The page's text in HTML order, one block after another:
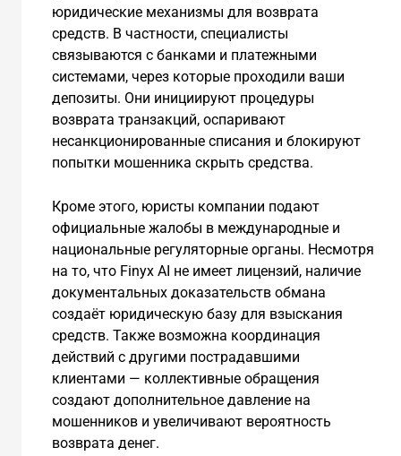
юридические механизмы для возврата
средств. В частности, специалисты
связываются с банками и платежными
системами, через которые проходили ваши
депозиты. Они инициируют процедуры
возврата транзакций, оспаривают
несанкционированные списания и блокируют
попытки мошенника скрыть средства.
Кроме этого, юристы компании подают
официальные жалобы в международные и
национальные регуляторные органы. Несмотря
на то, что Finyx AI не имеет лицензий, наличие
документальных доказательств обмана
создаёт юридическую базу для взыскания
средств. Также возможна координация
действий с другими пострадавшими
клиентами — коллективные обращения
создают дополнительное давление на
мошенников и увеличивают вероятность
возврата денег.